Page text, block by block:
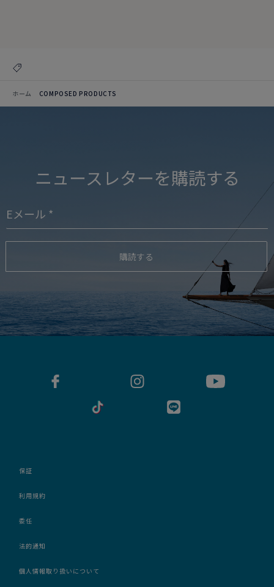
ホーム COMPOSED PRODUCTS
ニュースレターを購読する
購読する
保証
利用規約
委任
法的通知
個人情報取り扱いについて